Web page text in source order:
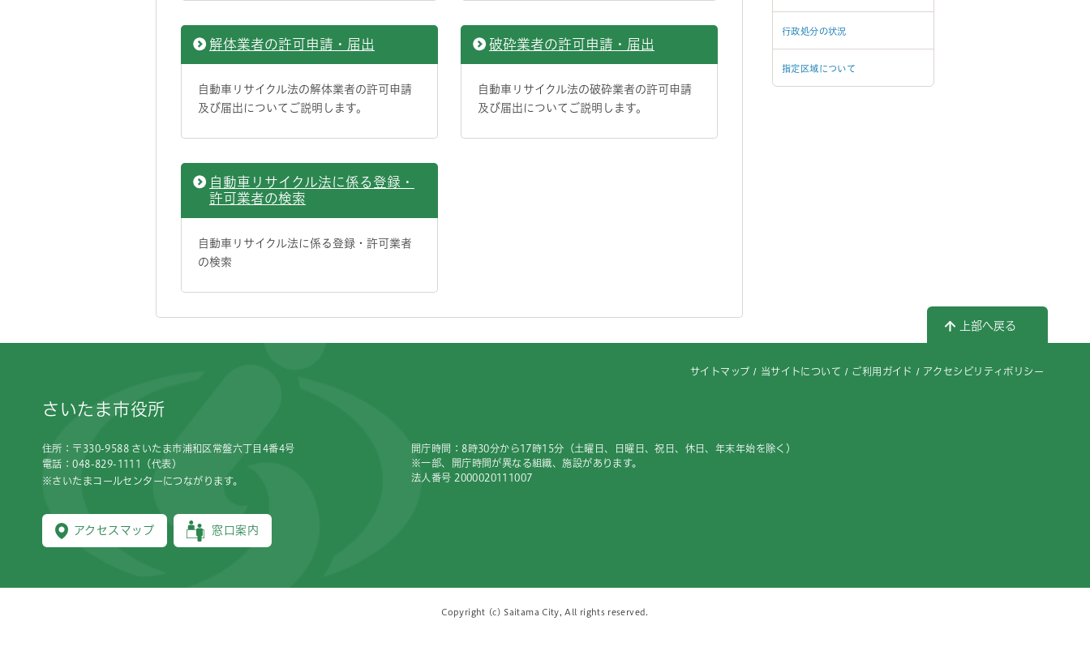
解体業者の許可申請・届出
自動車リサイクル法の解体業者の許可申請
及び届出についてご説明します。
破砕業者の許可申請・届出
自動車リサイクル法の破砕業者の許可申請
及び届出についてご説明します。
自動車リサイクル法に係る登録・
許可業者の検索
自動車リサイクル法に係る登録・許可業者
の検索
行政処分の状況
指定区域について
上部へ戻る
サイトマップ 当サイトについて ご利用ガイド アクセシビリティポリシー
さいたま市役所
住所：〒330-9588 さいたま市浦和区常盤六丁目4番4号
電話：048-829-1111（代表）
※さいたまコールセンターにつながります。
アクセスマップ 窓口案内
開庁時間：8時30分から17時15分（土曜日、日曜日、祝日、休日、年末年始を除く）
※一部、開庁時間が異なる組織、施設があります。
法人番号 2000020111007
Copyright (c) Saitama City, All rights reserved.